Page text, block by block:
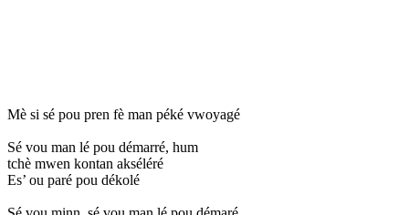
Mè si sé pou pren fè man péké vwoyagé
Sé vou man lé pou démarré, hum
tchè mwen kontan akséléré
Es’ ou paré pou dékolé